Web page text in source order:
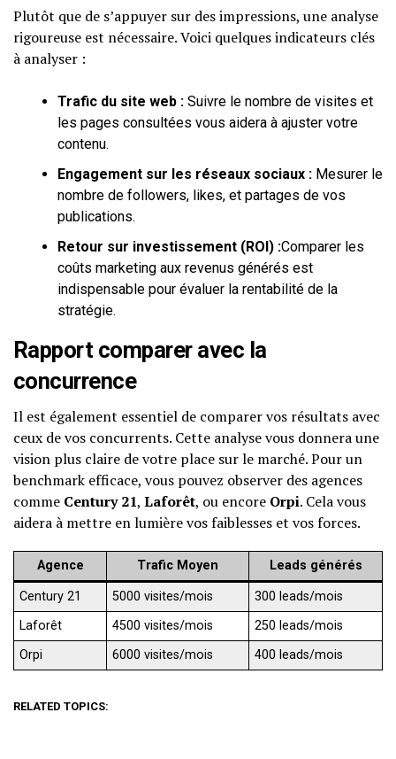
Plutôt que de s’appuyer sur des impressions, une analyse
rigoureuse est nécessaire. Voici quelques indicateurs clés
à analyser :
Trafic du site web : Suivre le nombre de visites et
les pages consultées vous aidera à ajuster votre
contenu.
Engagement sur les réseaux sociaux : Mesurer le
nombre de followers, likes, et partages de vos
publications.
Retour sur investissement (ROI) :Comparer les
coûts marketing aux revenus générés est
indispensable pour évaluer la rentabilité de la
stratégie.
Rapport comparer avec la
concurrence
Il est également essentiel de comparer vos résultats avec
ceux de vos concurrents. Cette analyse vous donnera une
vision plus claire de votre place sur le marché. Pour un
benchmark efficace, vous pouvez observer des agences
comme Century 21, Laforêt, ou encore Orpi. Cela vous
aidera à mettre en lumière vos faiblesses et vos forces.
Agence Trafic Moyen Leads générés
Century 21 5000 visites/mois
300 leads/mois
Laforêt
4500 visites/mois
250 leads/mois
Orpi
6000 visites/mois 400 leads/mois
RELATED TOPICS: